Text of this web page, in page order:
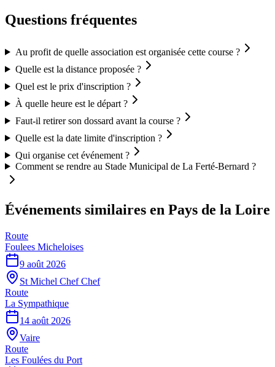
Questions fréquentes
Au profit de quelle association est organisée cette course ?
Quelle est la distance proposée ?
Quel est le prix d'inscription ?
À quelle heure est le départ ?
Faut-il retirer son dossard avant la course ?
Quelle est la date limite d'inscription ?
Qui organise cet événement ?
Comment se rendre au Stade Municipal de La Ferté-Bernard ?
Événements similaires en Pays de la Loire
Route
Foulees Micheloises
9 août 2026
St Michel Chef Chef
Route
La Sympathique
14 août 2026
Vaire
Route
Les Foulées du Port